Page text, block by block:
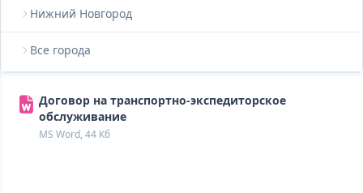
Нижний Новгород
Все города
Договор на транспортно-экспедиторское
обслуживание
MS Word, 44 Кб